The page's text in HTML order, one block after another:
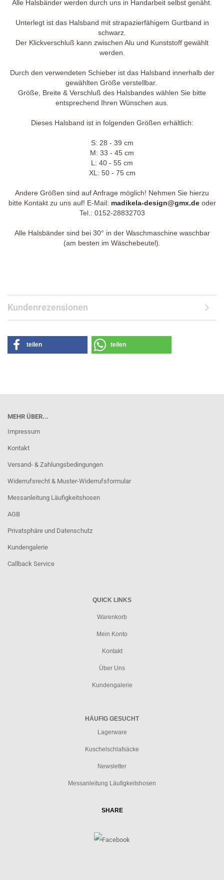
Alle Halsbänder werden durch uns in Handarbeit selbst genäht.
Unterlegt ist das Halsband mit strapazierfähigem Gurtband in
schwarz.
Der Klickverschluß kann zwischen Alu und Kunststoff gewählt
werden.
Durch den verwendeten Schieber ist das Halsband innerhalb der
gewählten Größe verstellbar.
Größe, Breite & Verschluß des Halsbandes wählen Sie bitte
entsprechend Ihren Wünschen aus.
Dieses Halsband ist in folgenden Größen erhältlich:
S: 28 - 39 cm
M: 33 - 45 cm
L: 40 - 55 cm
XL: 50 - 75 cm
Andere Größen sind auf Anfrage möglich! Nehmen Sie hierzu
bitte Kontakt zu uns auf! E-Mail: madikela-design@gmx.deoder
Tel.: 0152-28832703
Alle Halsbänder sind bei 30° in der Waschmaschine waschbar
(am besten im Wäschebeutel).
Kundenrezensionen
teilen teilen
MEHR ÜBER...
Impressum
Kontakt
Versand- & Zahlungsbedingungen
Widerrufsrecht & Muster-Widerrufsformular
Messanleitung Läufigkeitshosen
AGB
Privatsphäre und Datenschutz
Kundengalerie
Callback Service
QUICK LINKS
Warenkorb
Mein Konto
Kontakt
Über Uns
Kundengalerie
HÄUFIG GESUCHT
Lagerware
Kuschelschlafsäcke
Newsletter
Messanleitung Läufigkeitshosen
SHARE